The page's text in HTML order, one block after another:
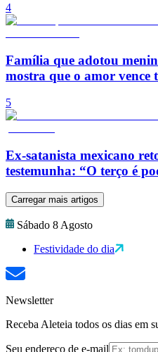
4
Família que adotou
mostra que o amor vence
5
Ex-satanista mexicano
testemunha: “O terço é
Carregar mais artigos
Sábado 8 Agosto
Festividade do dia
Newsletter
Receba Aleteia todos os dias em
Seu endereço de e-mail